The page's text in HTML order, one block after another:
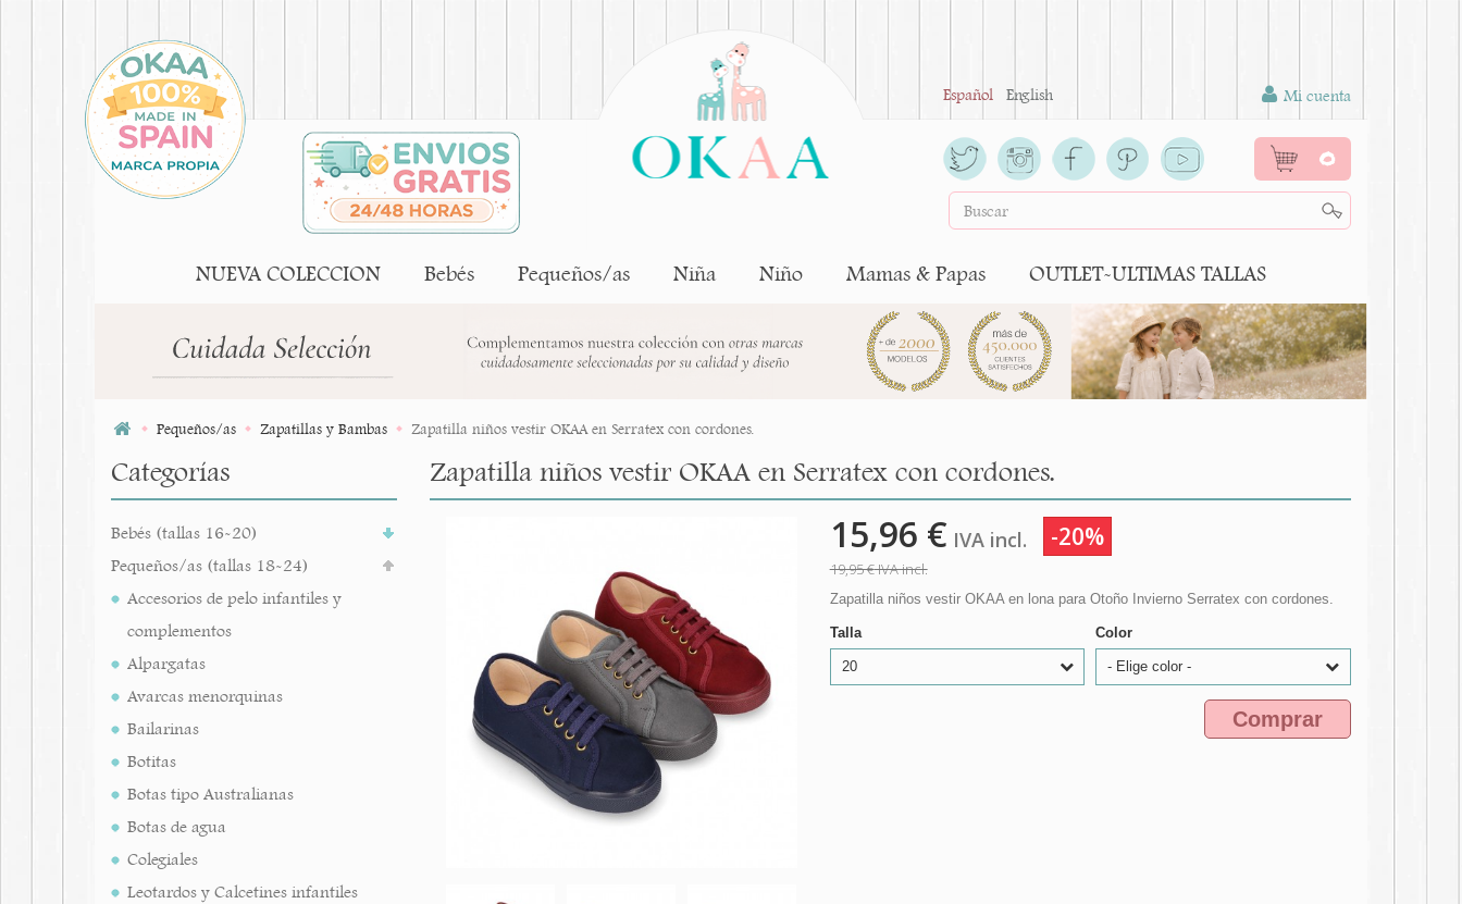
Español English Mi cuenta
0
NUEVA COLECCION Bebés Pequeños/as Niña Niño Mamas & Papas OUTLET-ULTIMAS TALLAS
Pequeños/as Zapatillas y Bambas Zapatilla niños vestir OKAA en Serratex con cordones.
Categorías
Bebés (tallas 16-20)
Pequeños/as (tallas 18-24)
Accesorios de pelo infantiles y
complementos
Alpargatas
Avarcas menorquinas
Bailarinas
Botitas
Botas tipo Australianas
Botas de agua
Colegiales
Leotardos y Calcetines infantiles
Zapatilla niños vestir OKAA en Serratex con cordones.
15,96 € IVA incl. -20%
19,95 €IVA incl.
Zapatilla niños vestir OKAA en lona para Otoño Invierno Serratex con cordones.
Talla
20
Color
- Elige color -
Comprar